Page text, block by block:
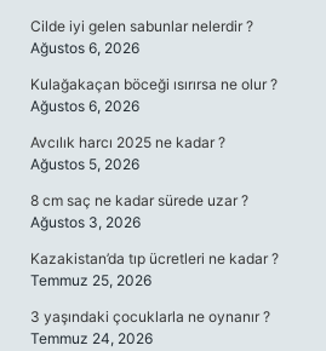
Cilde iyi gelen sabunlar nelerdir ?
Ağustos 6, 2026
Kulağakaçan böceği ısırırsa ne olur ?
Ağustos 6, 2026
Avcılık harcı 2025 ne kadar ?
Ağustos 5, 2026
8 cm saç ne kadar sürede uzar ?
Ağustos 3, 2026
Kazakistan’da tıp ücretleri ne kadar ?
Temmuz 25, 2026
3 yaşındaki çocuklarla ne oynanır ?
Temmuz 24, 2026